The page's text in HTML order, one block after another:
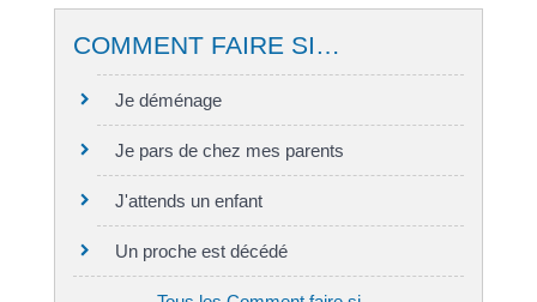
COMMENT FAIRE SI…
Je déménage
Je pars de chez mes parents
J'attends un enfant
Un proche est décédé